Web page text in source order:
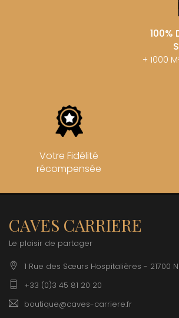
100%
+ 1000
Votre Fidélité
récompensée
CAVES CARRIERE
Le plaisir de partager
1 Rue des Sœurs Hospitalières - 21700
+33 (0)3 45 81 20 20
boutique@caves-carriere.fr